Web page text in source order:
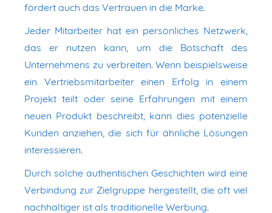
fördert auch das Vertrauen in die Marke.
Jeder Mitarbeiter hat ein persönliches Netzwerk,
das er nutzen kann, um die Botschaft des
Unternehmens zu verbreiten. Wenn beispielsweise
ein Vertriebsmitarbeiter einen Erfolg in einem
Projekt teilt oder seine Erfahrungen mit einem
neuen Produkt beschreibt, kann dies potenzielle
Kunden anziehen, die sich für ähnliche Lösungen
interessieren.
Durch solche authentischen Geschichten wird eine
Verbindung zur Zielgruppe hergestellt, die oft viel
nachhaltiger ist als traditionelle Werbung.